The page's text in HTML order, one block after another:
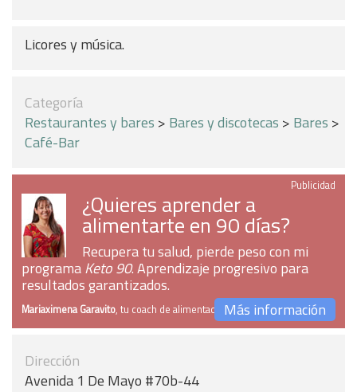
Licores y música.
Categoría
Restaurantes y bares > Bares y discotecas > Bares >
Café-Bar
Publicidad
¿Quieres aprender a
alimentarte en 90 días?
Recupera tu salud, pierde peso con mi
programaKeto 90. Aprendizaje progresivo para
resultados garantizados.
Mariaximena Garavito, tu coach de alimentaciónMás información
Dirección
Avenida 1 De Mayo #70b-44